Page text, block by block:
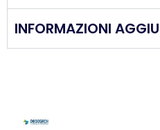
INFORMAZIONI